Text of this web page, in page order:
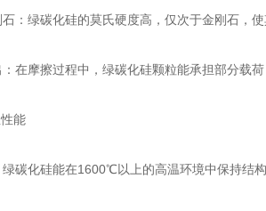
绿碳化硅的莫氏硬度高，仅次于金刚石，使
摩擦过程中，绿碳化硅颗粒能承担部分载荷
能
化硅能在1600℃以上的高温环境中保持结构